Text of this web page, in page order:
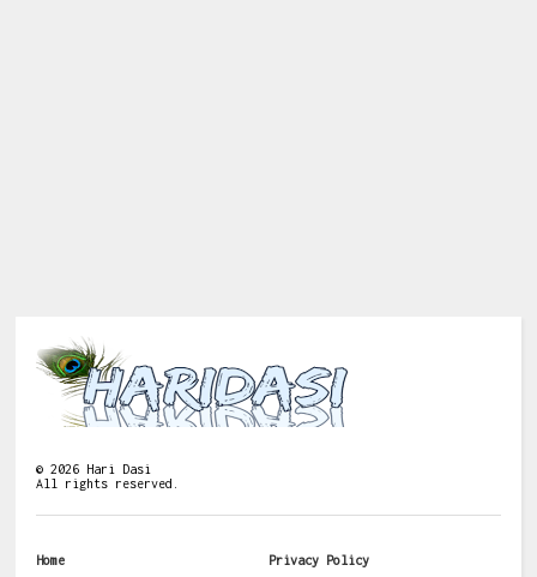
©2026 Hari Dasi
All rights reserved.
Home Privacy Policy